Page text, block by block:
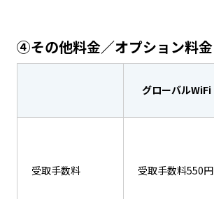
④その他料金／オプション料金
グローバルWiFi
受取手数料 受取手数料550円